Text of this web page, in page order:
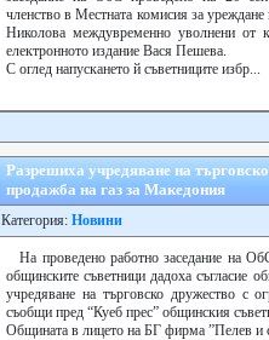
членство в Местната комисия за
Николова междувременно уволнени от
електронното издание Вася Пешева.
С оглед напускането й съветниците избр...
Разрешиха учредяване на
продажба на газ за Македония
Категория: Новини
На проведено работно заседание на
общинските съветници дадоха съгласие
учредяване на търговско дружество с
съобщи пред “Куеб прес” общинския
Общината в лицето на БГ фирма ”Пелев и